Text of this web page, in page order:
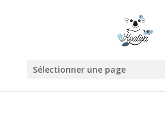
Sélectionner une page